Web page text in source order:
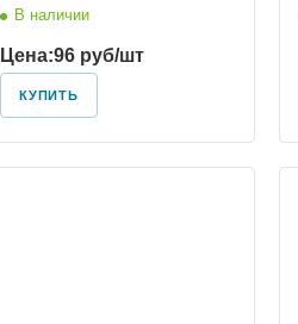
В наличии
Цена:96 руб/шт
КУПИТЬ